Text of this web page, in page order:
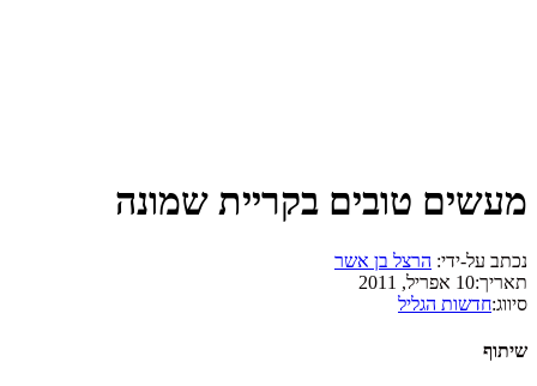
מעשים טובים בקריית שמונה
נכתב על-ידי: הרצל בן אשר
תאריך:10 אפריל, 2011
סיווג:חדשות הגליל
שיתוף